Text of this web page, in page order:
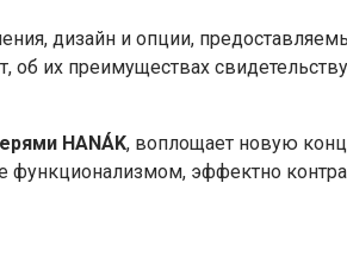
дизайн и опции,
их преимуществах
HANÁK, воплощает новую
функционализмом, эффектно